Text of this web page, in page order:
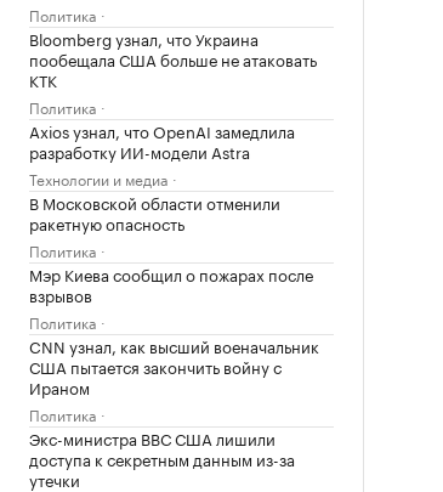
Политика
Bloomberg узнал, что Украина
пообещала США больше не атаковать
КТК
Политика
Axios узнал, что OpenAI замедлила
разработку ИИ-модели Astra
Технологии и медиа
В Московской области отменили
ракетную опасность
Политика
Мэр Киева сообщил о пожарах после
взрывов
Политика
CNN узнал, как высший военачальник
США пытается закончить войну с
Ираном
Политика
Экс-министра ВВС США лишили
доступа к секретным данным из-за
утечки